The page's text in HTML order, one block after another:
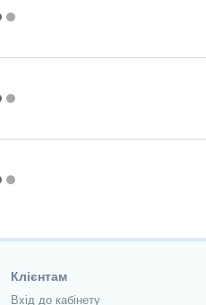
Клієнтам
Вхід до кабінету